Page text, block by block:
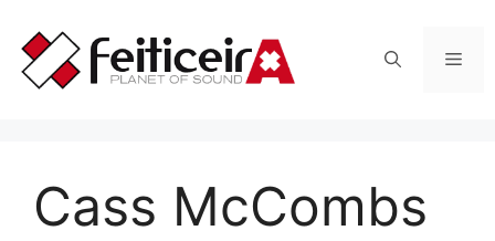
contenido
Cass McCombs